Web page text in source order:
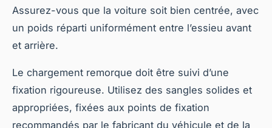
Assurez-vous que la voiture soit bien centrée, avec
un poids réparti uniformément entre l’essieu avant
et arrière.
Le chargement remorque doit être suivi d’une
fixation rigoureuse. Utilisez des sangles solides et
appropriées, fixées aux points de fixation
recommandés par le fabricant du véhicule et de la